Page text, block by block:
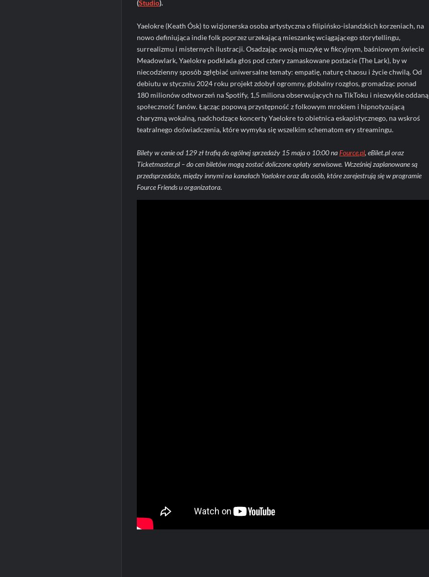
(Studio).
Yaelokre (Keath Ósk) to wizjonerska osoba artystyczna o filipińsko-islandzkich korzeniach, na
nowo definiująca indie folk poprzez urzekającą mieszankę wciągającego storytellingu,
surrealizmu i misternych ilustracji. Osadzając swoją muzykę w fikcyjnym, baśniowym świecie
Meadowlark, Yaelokre podkłada głos pod cztery zamaskowane postacie (The Lark), by w
niecodzienny sposób zgłębiać uniwersalne tematy: empatię, naturę chaosu i życie chwilą. Od
debiutu w styczniu 2024 roku projekt zdobył ogromny, globalny rozgłos, gromadząc ponad
180 milionów odtworzeń na Spotify, 1,5 miliona obserwujących na TikToku i niezwykle oddaną
społeczność fanów. Łącząc popową przystępność z folkowym mrokiem i hipnotyzującą
charyzmą wokalną, nadchodzące koncerty Yaelokre to obietnica eskapistycznego, na wskroś
teatralnego doświadczenia, które wymyka się wszelkim schematom ery streamingu.
Bilety w cenie od 129 zł trafią do ogólnej sprzedaży 15 maja o 10:00 naFource.pl, eBilet.pl oraz
Ticketmaster.pl – do cen biletów mogą zostać doliczone opłaty serwisowe. Wcześniej zaplanowane są
przedsprzedaże, między innymi na kanałach Yaelokre oraz dla osób, które zarejestrują się w programie
Fource Friends u organizatora.